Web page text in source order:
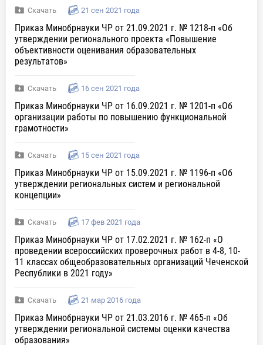
Скачать 21 сен 2021 года
Приказ Минобрнауки ЧР от 21.09.2021 г. № 1218-п «Об
утверждении регионального проекта «Повышение
объективности оценивания образовательных
результатов»
Скачать 16 сен 2021 года
Приказ Минобрнауки ЧР от 16.09.2021 г. № 1201-п «Об
организации работы по повышению функциональной
грамотности»
Скачать 15 сен 2021 года
Приказ Минобрнауки ЧР от 15.09.2021 г. № 1196-п «Об
утверждении региональных систем и региональной
концепции»
Скачать 17 фев 2021 года
Приказ Минобрнауки ЧР от 17.02.2021 г. № 162-п «О
проведении всероссийских проверочных работ в 4-8, 10-
11 классах общеобразовательных организаций Чеченской
Республики в 2021 году»
Скачать 21 мар 2016 года
Приказ Минобрнауки ЧР от 21.03.2016 г. № 465-п «Об
утверждении региональной системы оценки качества
образования»